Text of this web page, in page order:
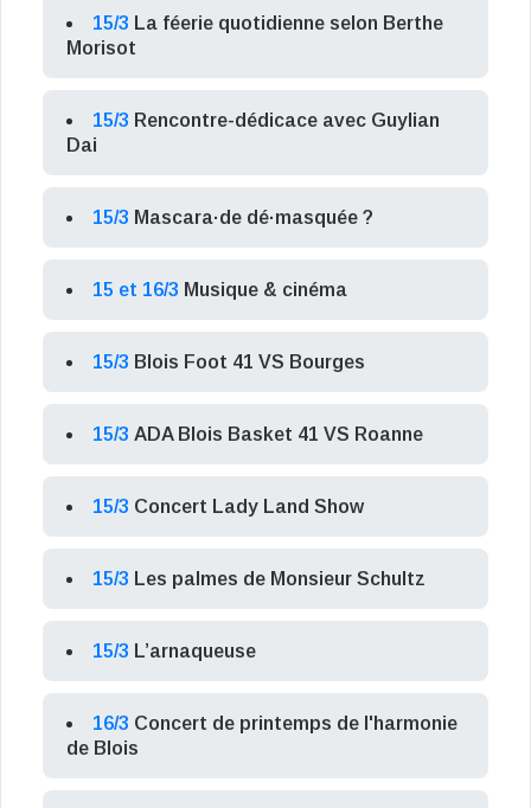
15/3 La féerie quotidienne selon Berthe
Morisot
15/3 Rencontre-dédicace avec Guylian
Dai
15/3 Mascara·de dé·masquée ?
15 et 16/3 Musique & cinéma
15/3 Blois Foot 41 VS Bourges
15/3 ADA Blois Basket 41 VS Roanne
15/3 Concert Lady Land Show
15/3 Les palmes de Monsieur Schultz
15/3 L’arnaqueuse
16/3 Concert de printemps de l'harmonie
de Blois